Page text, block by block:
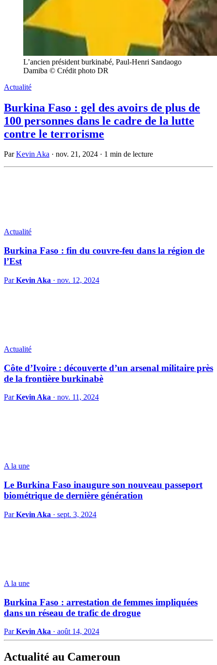
L’ancien président burkinabé, Paul-Henri Sandaogo
Damiba © Crédit photo DR
Actualité
Burkina Faso : gel des avoirs de plus de
100 personnes dans le cadre de la lutte
contre le terrorisme
ParKevin Aka · nov. 21, 2024 · 1 min de lecture
Actualité
Burkina Faso : fin du couvre-feu dans la région de
l’Est
ParKevin Aka · nov. 12, 2024
Actualité
Côte d’Ivoire : découverte d’un arsenal militaire près
de la frontière burkinabè
ParKevin Aka · nov. 11, 2024
A la une
Le Burkina Faso inaugure son nouveau passeport
biométrique de dernière génération
ParKevin Aka · sept. 3, 2024
A la une
Burkina Faso : arrestation de femmes impliquées
dans un réseau de trafic de drogue
ParKevin Aka · août 14, 2024
Actualité au Cameroun